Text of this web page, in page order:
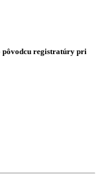
pôvodcu registratúry pri